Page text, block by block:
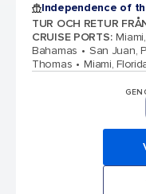
Independence of
TUR OCH RETUR
CRUISE PORTS:
Bahamas
San Juan,
Thomas
Miami,